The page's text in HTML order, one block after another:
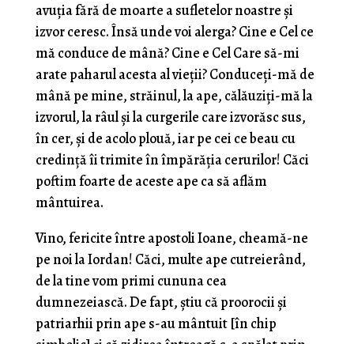
avuţia fără de moarte a sufletelor noastre şi
izvor ceresc. Însă unde voi alerga? Cine e Cel ce
mă conduce de mână? Cine e Cel Care să-mi
arate paharul acesta al vieţii? Conduceţi-mă de
mână pe mine, străinul, la ape, călăuziţi-mă la
izvorul, la râul şi la curgerile care izvorăsc sus,
în cer, şi de acolo plouă, iar pe cei ce beau cu
credinţă îi trimite în împărăţia cerurilor! Căci
poftim foarte de aceste ape ca să aflăm
mântuirea.
Vino, fericite între apostoli Ioane, cheamă-ne
pe noi la Iordan! Căci, multe ape cutreierând,
de la tine vom primi cununa cea
dumnezeiască. De fapt, ştiu că proorocii şi
patriarhii prin ape s-au mântuit [în chip